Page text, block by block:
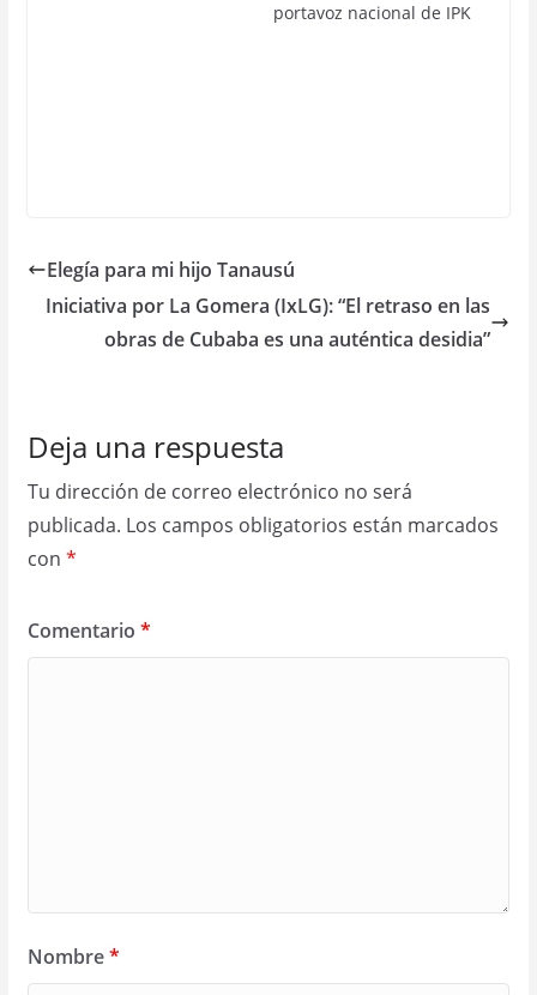
portavoz nacional de IPK
Elegía para mi hijo Tanausú
Iniciativa por La Gomera (IxLG): “El retraso en las
obras de Cubaba es una auténtica desidia”
Deja una respuesta
Tu dirección de correo electrónico no será
publicada. Los campos obligatorios están marcados
con *
Comentario *
Nombre*